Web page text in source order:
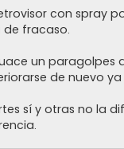
con spray
fracaso.
un
de nuevo
sí y otras no la